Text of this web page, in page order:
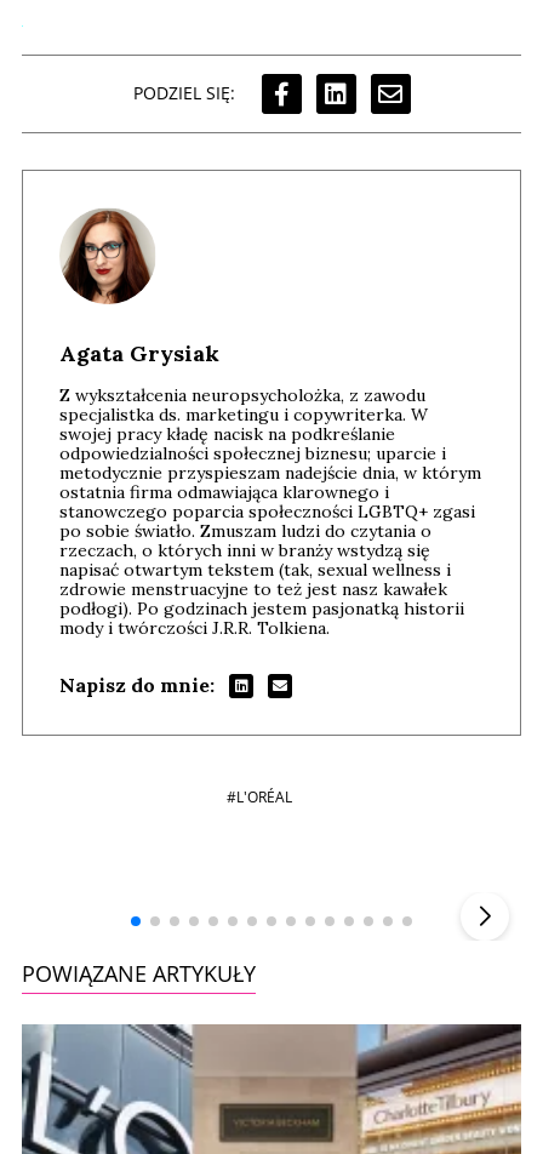
PODZIEL SIĘ:
Agata Grysiak
Z wykształcenia neuropsycholożka, z zawodu
specjalistka ds. marketingu i copywriterka. W
swojej pracy kładę nacisk na podkreślanie
odpowiedzialności społecznej biznesu; uparcie i
metodycznie przyspieszam nadejście dnia, w którym
ostatnia firma odmawiająca klarownego i
stanowczego poparcia społeczności LGBTQ+ zgasi
po sobie światło. Zmuszam ludzi do czytania o
rzeczach, o których inni w branży wstydzą się
napisać otwartym tekstem (tak, sexual wellness i
zdrowie menstruacyjne to też jest nasz kawałek
podłogi). Po godzinach jestem pasjonatką historii
mody i twórczości J.R.R. Tolkiena.
Napisz do mnie:
#L'ORÉAL
POWIĄZANE ARTYKUŁY